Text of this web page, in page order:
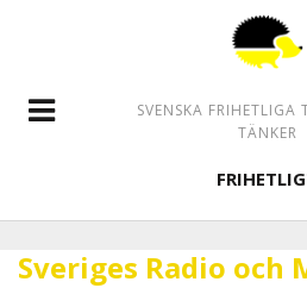
SVENSKA FRIHETLIGA
TÄNKER
Sveriges Radio och